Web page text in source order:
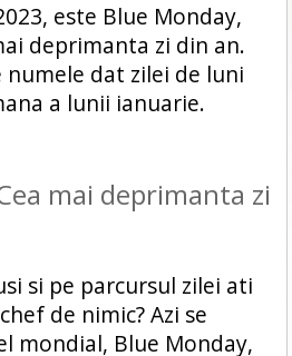
este Blue Monday,
deprimanta zi din an.
numele dat zilei de luni
a lunii ianuarie.
mai deprimanta zi
si pe parcursul zilei ati
de nimic? Azi se
mondial, Blue Monday,